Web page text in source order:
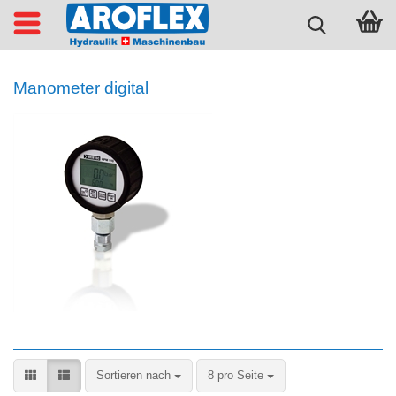
Manometer digital
Sortieren nach
Sortieren nach 8 pro Seite
pro Seite